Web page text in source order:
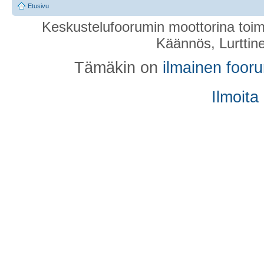
Etusivu
Keskustelufoorumin moottorina
Käännös,
Tämäkin on ilmainen